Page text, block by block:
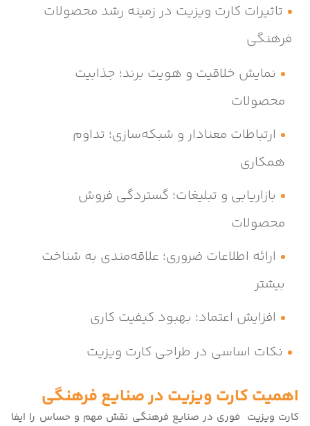
تاثیرات کارت ویزیت در زمینه رشد محصولات
فرهنگی
نمایش خلاقیت و هویت برند؛ جذابیت
محصولات
ارتباطات معنادار و شبکه‌سازی؛ تداوم
همکاری
بازاریابی و تبلیغات؛ گستردگی فروش
محصولات
ارائه اطلاعات ضروری؛ علاقه‌مندی به شناخت
بیشتر
افزایش اعتماد؛ بهبود کیفیت کاری
نکات اساسی در طراحی کارت ویزیت
اهمیت کارت ویزیت در صنایع فرهنگی
کارت ویزیت فوری در صنایع فرهنگی نقش مهم و حساس را ایفا